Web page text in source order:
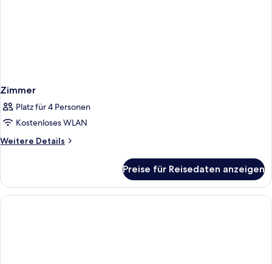
Zimmer
Platz für 4 Personen
Kostenloses WLAN
Weitere Details
Weitere
Preise für Reisedaten anzeigen